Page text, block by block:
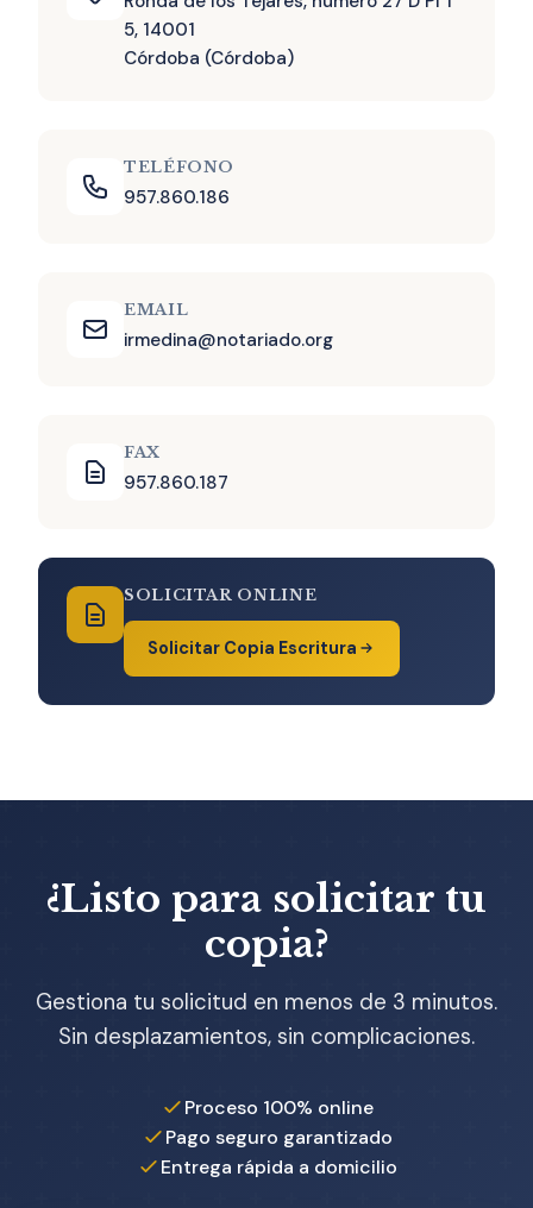
5, 14001
Córdoba (Córdoba)
TELÉFONO
957.860.186
EMAIL
irmedina@notariado.org
FAX
957.860.187
SOLICITAR ONLINE
Solicitar Copia Escritura
¿Listo para solicitar tu
copia?
Gestiona tu solicitud en menos de 3 minutos.
Sin desplazamientos, sin complicaciones.
Proceso 100% online
Pago seguro garantizado
Entrega rápida a domicilio